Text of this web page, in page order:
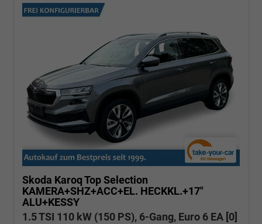
Skoda KaroqTop Selection
KAMERA+SHZ+ACC+EL. HECKKL.+17"
ALU+KESSY
1.5 TSI 110 kW (150 PS), 6-Gang, Euro 6 EA [0]